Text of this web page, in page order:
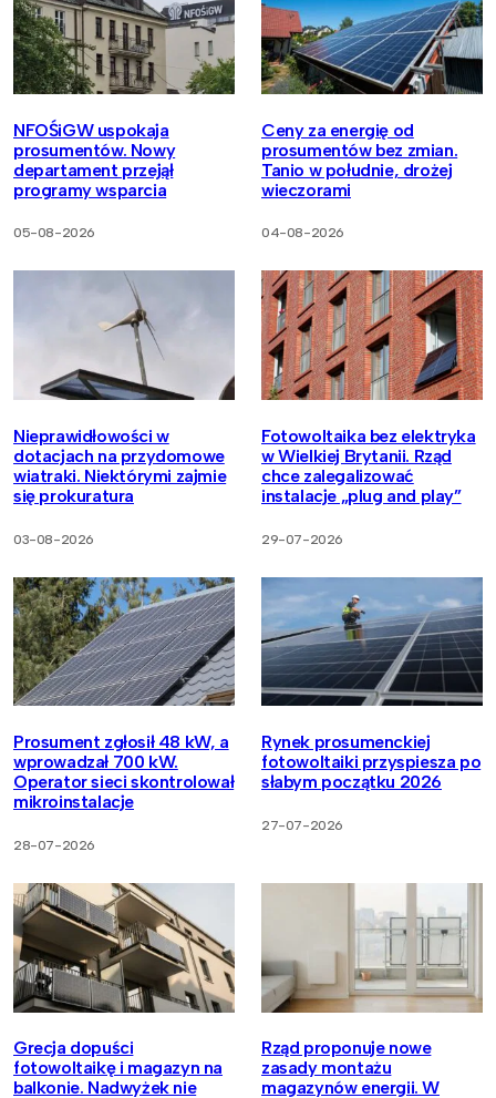
NFOŚiGW uspokaja
prosumentów. Nowy
departament przejął
programy wsparcia
05-08-2026
Ceny za energię od
prosumentów bez zmian.
Tanio w południe, drożej
wieczorami
04-08-2026
Nieprawidłowości w
dotacjach na przydomowe
wiatraki. Niektórymi zajmie
się prokuratura
03-08-2026
Fotowoltaika bez elektryka
w Wielkiej Brytanii. Rząd
chce zalegalizować
instalacje „plug and play”
29-07-2026
Prosument zgłosił 48 kW, a
wprowadzał 700 kW.
Operator sieci skontrolował
mikroinstalacje
28-07-2026
Rynek prosumenckiej
fotowoltaiki przyspiesza po
słabym początku 2026
27-07-2026
Grecja dopuści
fotowoltaikę i magazyn na
balkonie. Nadwyżek nie
Rząd proponuje nowe
zasady montażu
magazynów energii. W